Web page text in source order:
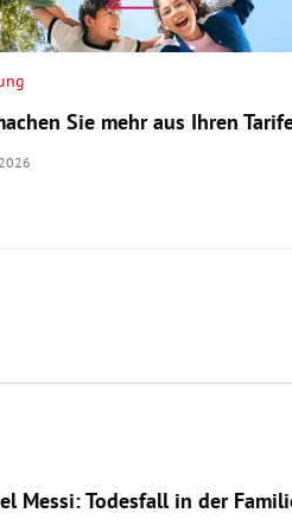
Sie mehr aus Ihren
Messi: Todesfall in der